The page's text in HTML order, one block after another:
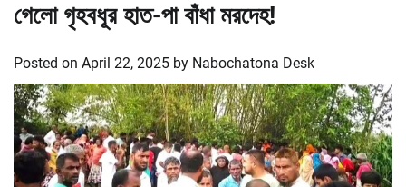
গেলো গৃহবধূর হাত-পা বাঁধা মরদেহ!
Posted on April 22, 2025 by Nabochatona Desk